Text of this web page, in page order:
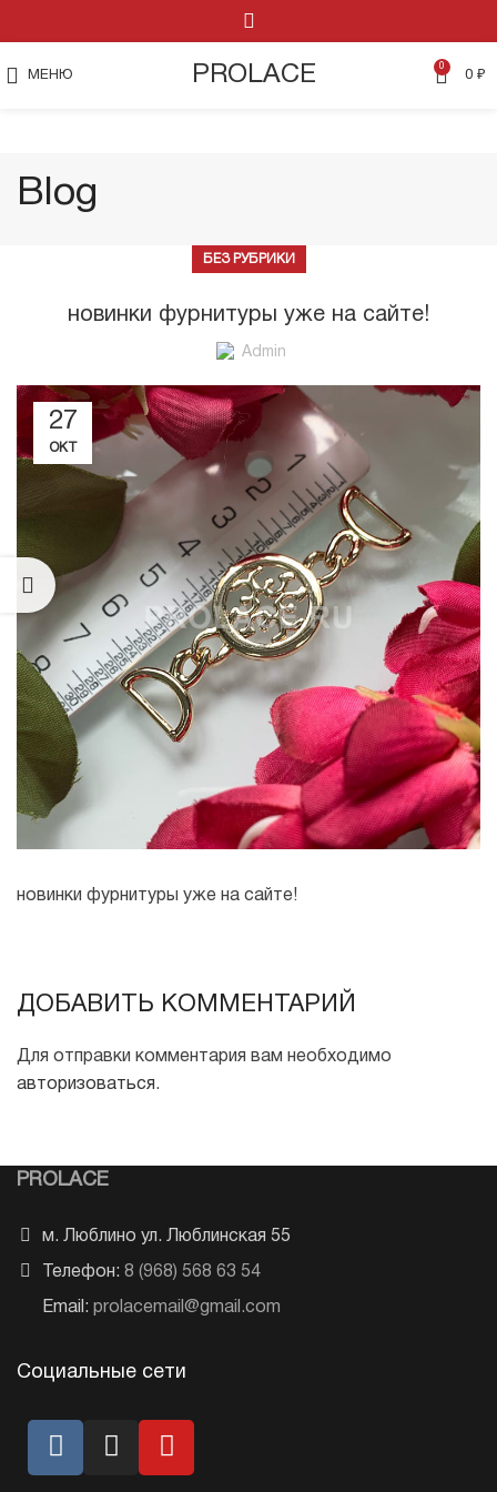
МЕНЮ PROLACE 0
0 ₽
Blog
БЕЗ РУБРИКИ
новинки фурнитуры уже на сайте!
Admin
27
ОКТ
новинки фурнитуры уже на сайте!
ДОБАВИТЬ КОММЕНТАРИЙ
Для отправки комментария вам необходимо
авторизоваться .
PROLACE
м. Люблино ул. Люблинская 55
Телефон: 8 (968) 568 63 54
Email: prolacemail@gmail.com
Социальные сети